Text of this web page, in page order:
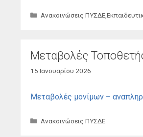
Κατηγορίες
Ανακοινώσεις ΠΥΣΔΕ,
Μεταβολές
15 Ιανουαρίου 2026
Μεταβολές μονίμων –
Κατηγορίες
Ανακοινώσεις ΠΥΣΔΕ